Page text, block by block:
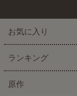
お気に入り
ランキング
原作